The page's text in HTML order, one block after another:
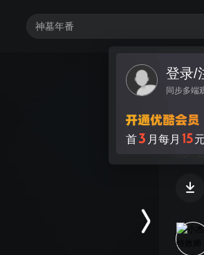
登录/
同步多端
首3 月每月 15
视频
预
影